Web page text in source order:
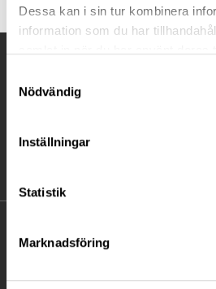
Dessa kan i sin tur kombinera
information som du har
Nödvändig
Inställningar
Statistik
Marknadsföring